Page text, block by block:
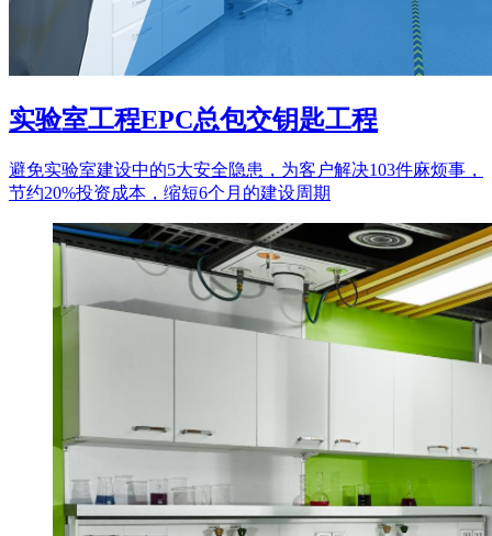
实验室工程EPC总包交钥匙工程
避免实验室建设中的5大安全隐患，为客户解决103件麻烦事，
节约20%投资成本，缩短6个月的建设周期